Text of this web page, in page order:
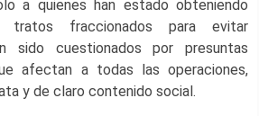
a quienes han estado obteniendo
fraccionados para evitar
sido cuestionados por presuntas
afectan a todas las operaciones,
y de claro contenido social.